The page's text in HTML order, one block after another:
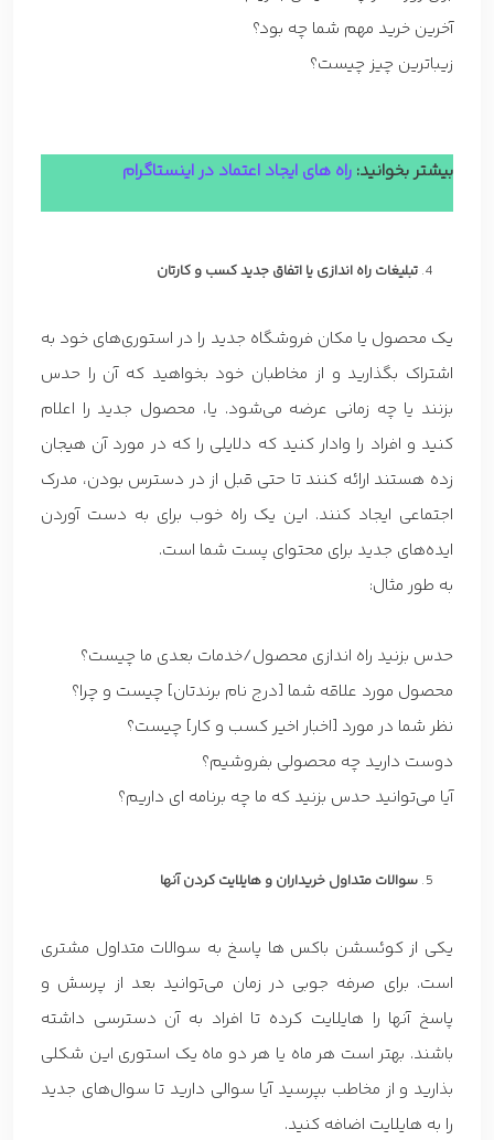
آخرین خرید مهم شما چه بود؟
زیباترین چیز چیست؟
بیشتر بخوانید: راه های ایجاد اعتماد در اینستاگرام
تبلیغات راه اندازی یا اتفاق جدید کسب و کارتان
یک محصول یا مکان فروشگاه جدید را در استوری‌های خود به
اشتراک بگذارید و از مخاطبان خود بخواهید که آن را حدس
بزنند یا چه زمانی عرضه می‌شود. یا، محصول جدید را اعلام
کنید و افراد را وادار کنید که دلایلی را که در مورد آن هیجان
زده هستند ارائه کنند تا حتی قبل از در دسترس بودن، مدرک
اجتماعی ایجاد کنند. این یک راه خوب برای به دست آوردن
ایده‌های جدید برای محتوای پست شما است.
به طور مثال:
حدس بزنید راه اندازی محصول/خدمات بعدی ما چیست؟
محصول مورد علاقه شما [درج نام برندتان] چیست و چرا؟
نظر شما در مورد [اخبار اخیر کسب و کار] چیست؟
دوست دارید چه محصولی بفروشیم؟
آیا می‌توانید حدس بزنید که ما چه برنامه ای داریم؟
سوالات متداول خریداران و هایلایت کردن آنها
یکی از کوئسشن باکس ها پاسخ به سوالات متداول مشتری
است. برای صرفه جوبی در زمان می‌توانید بعد از پرسش و
پاسخ آنها را هایلایت کرده تا افراد به آن دسترسی داشته
باشند. بهتر است هر ماه یا هر دو ماه یک استوری این شکلی
بذارید و از مخاطب بپرسید آیا سوالی دارید تا سوال‌های جدید
را به هایلایت اضافه کنید.